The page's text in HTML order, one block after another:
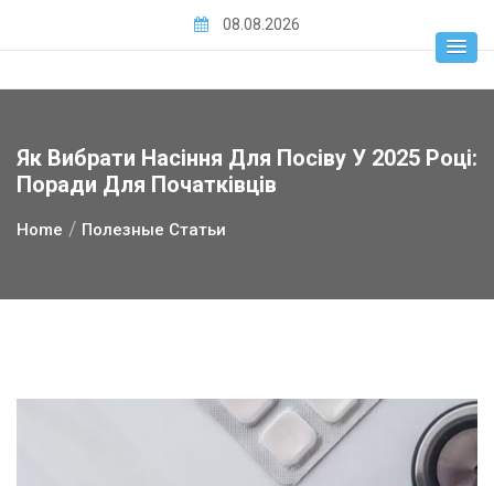
08.08.2026
Як Вибрати Насіння Для Посіву У 2025 Році:
Поради Для Початківців
Home Полезные Статьи